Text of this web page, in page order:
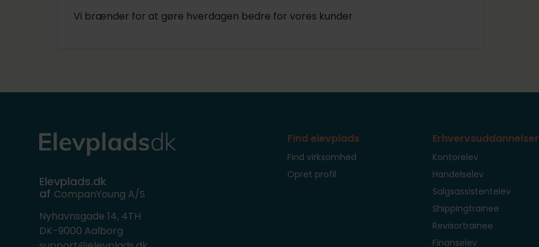
Vi brænder for at gøre hverdagen bedre for vores kunder
Elevplads.dk
af CompanYoung A/S
Nyhavnsgade 14, 4TH
DK-9000 Aalborg
Find elevplads
Find virksomhed
Opret profil
Erhvervsuddannelser
Kontorelev
Handelselev
Salgsassistentelev
Shippingtrainee
Revisortrainee
Finanselev